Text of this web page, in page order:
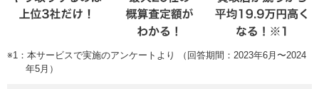
※1：本サービスで実施のアンケートより （回答期間：2023年6月〜2024
年5月）